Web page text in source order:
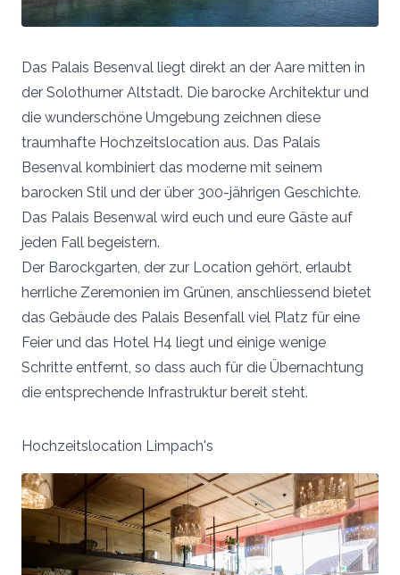
Das Palais Besenval liegt direkt an der Aare mitten in
der Solothurner Altstadt. Die barocke Architektur und
die wunderschöne Umgebung zeichnen diese
traumhafte Hochzeitslocation aus. Das Palais
Besenval kombiniert das moderne mit seinem
barocken Stil und der über 300-jährigen Geschichte.
Das Palais Besenwal wird euch und eure Gäste auf
jeden Fall begeistern.
Der Barockgarten, der zur Location gehört, erlaubt
herrliche Zeremonien im Grünen, anschliessend bietet
das Gebäude des Palais Besenfall viel Platz für eine
Feier und das Hotel H4 liegt und einige wenige
Schritte entfernt, so dass auch für die Übernachtung
die entsprechende Infrastruktur bereit steht.
Hochzeitslocation Limpach's